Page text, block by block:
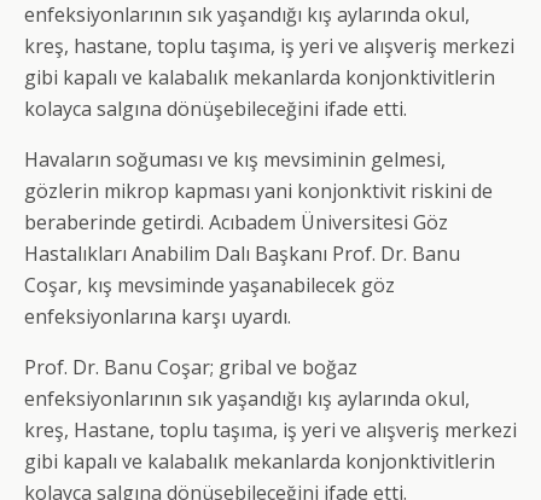
enfeksiyonlarının sık yaşandığı kış aylarında okul,
kreş, hastane, toplu taşıma, iş yeri ve alışveriş merkezi
gibi kapalı ve kalabalık mekanlarda konjonktivitlerin
kolayca salgına dönüşebileceğini ifade etti.
Havaların soğuması ve kış mevsiminin gelmesi,
gözlerin mikrop kapması yani konjonktivit riskini de
beraberinde getirdi. Acıbadem Üniversitesi Göz
Hastalıkları Anabilim Dalı Başkanı Prof. Dr. Banu
Coşar, kış mevsiminde yaşanabilecek göz
enfeksiyonlarına karşı uyardı.
Prof. Dr. Banu Coşar; gribal ve boğaz
enfeksiyonlarının sık yaşandığı kış aylarında okul,
kreş, Hastane, toplu taşıma, iş yeri ve alışveriş merkezi
gibi kapalı ve kalabalık mekanlarda konjonktivitlerin
kolayca salgına dönüşebileceğini ifade etti.